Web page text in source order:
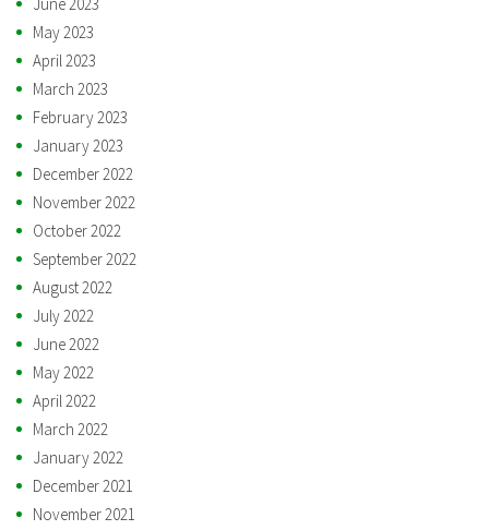
May 2023
April 2023
March 2023
February 2023
January 2023
December 2022
November 2022
October 2022
September 2022
August 2022
July 2022
June 2022
May 2022
April 2022
March 2022
January 2022
December 2021
November 2021